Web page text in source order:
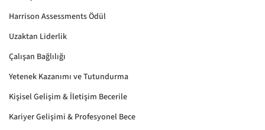
Harrison Assessments Ödül
Uzaktan Liderlik
Çalışan Bağlılığı
Yetenek Kazanımı ve Tutundurma
Kişisel Gelişim & İletişim Becerile
Kariyer Gelişimi & Profesyonel Bece